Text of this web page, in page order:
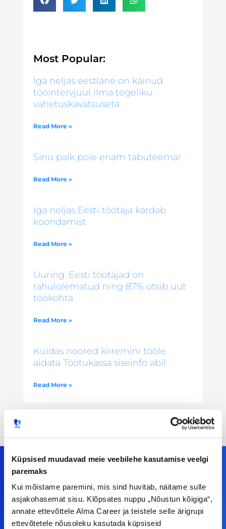
Küpsised muudavad meie veebilehe kasutamise veelgi
paremaks
Kui mõistame paremini, mis sind huvitab, näitame sulle
asjakohasemat sisu. Klõpsates nuppu „Nõustun kõigiga“,
annate ettevõttele Alma Career ja teistele selle ärigrupi
ettevõtetele nõusoleku kasutada küpsiseid
Most Popular:
Iga neljas eestlane on käinud
tööintervjuul ilma tegeliku
vahetuskavatsuseta
Read More »
Sinu palk pole enam tabuteema!
Read More »
Iga neljas Eesti töötaja kardab
koondamist
Read More »
Uuring: Eesti töötajad on
rahulolematud ning 87% otsib uut
töökohta
Read More »
Kuidas noored kiiremini tööle
aidata Töötukassa siseinfo abil
Read More »
Meiega leiad!
Tööelublogi.ee lehelt leiad kõik vajaliku, et olla